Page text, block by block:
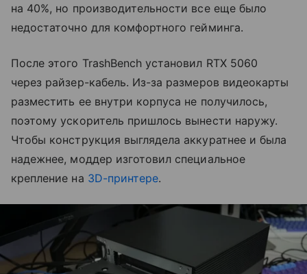
на 40%, но производительности все еще было
недостаточно для комфортного гейминга.
После этого TrashBench установил RTX 5060
через райзер-кабель. Из-за размеров видеокарты
разместить ее внутри корпуса не получилось,
поэтому ускоритель пришлось вынести наружу.
Чтобы конструкция выглядела аккуратнее и была
надежнее, моддер изготовил специальное
крепление на 3D-принтере.